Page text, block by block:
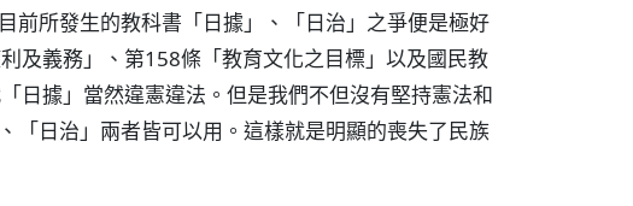
前所發生的教科書「日據」、「日治」之爭便是極好
及義務」、第158條「教育文化之目標」以及國民教
日據」當然違憲違法。但是我們不但沒有堅持憲法和
「日治」兩者皆可以用。這樣就是明顯的喪失了民族